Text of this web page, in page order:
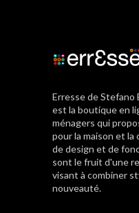
Erresse de Stefano
est la boutique en
ménagers qui
pour la maison et
de design et de
sont le fruit d'une
visant à combiner
nouveauté.